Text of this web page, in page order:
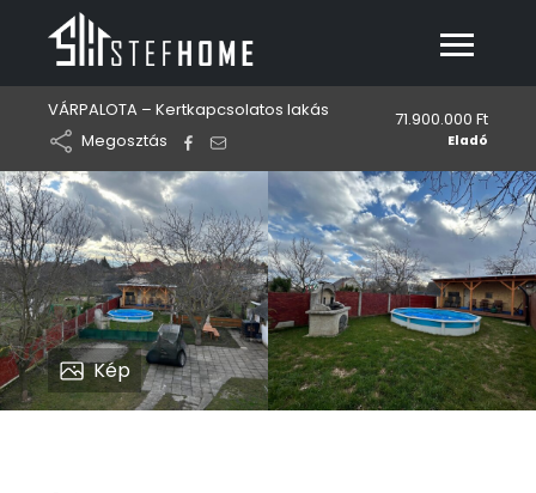
VÁRPALOTA – Kertkapcsolatos lakás
Megosztás
71.900.000 Ft
Eladó
Kép